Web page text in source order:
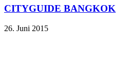
CITYGUIDE BANGKOK
26. Juni 2015